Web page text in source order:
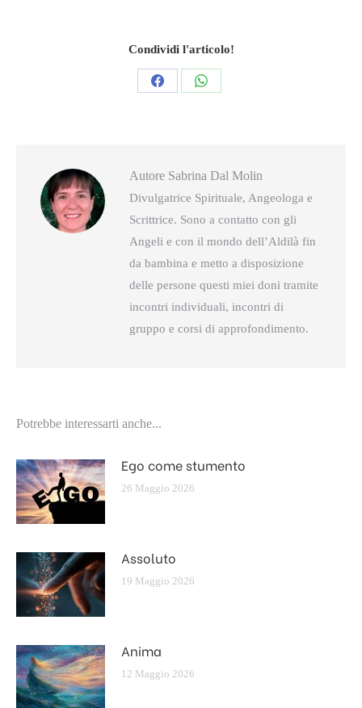
Condividi l'articolo!
CondividiCondividi
Autore Sabrina Dal Molin
Divulgatrice Spirituale, Angeologa e
Scrittrice. Sono a contatto con gli
Angeli e con il mondo dell’Aldilà fin
da bambina e metto a disposizione
delle persone questi miei doni tramite
incontri individuali, incontri di
gruppo e corsi di approfondimento.
Potrebbe interessarti anche...
Ego come stumento
26 Maggio 2026
Assoluto
19 Maggio 2026
Anima
12 Maggio 2026